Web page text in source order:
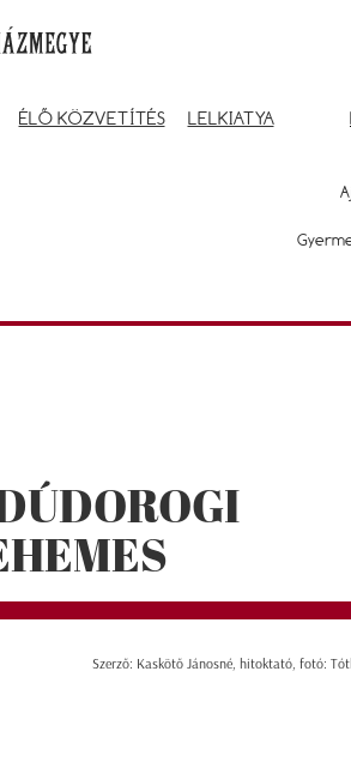
ÉLŐ KÖZVETÍTÉS LELKIATYA
Szerző: Kaskötő Jánosné, hitoktató, fotó: